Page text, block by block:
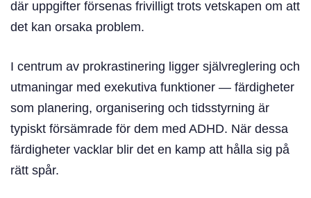
där uppgifter försenas frivilligt trots vetskapen om att
det kan orsaka problem.
I centrum av prokrastinering ligger självreglering och
utmaningar med exekutiva funktioner — färdigheter
som planering, organisering och tidsstyrning är
typiskt försämrade för dem med ADHD. När dessa
färdigheter vacklar blir det en kamp att hålla sig på
rätt spår.